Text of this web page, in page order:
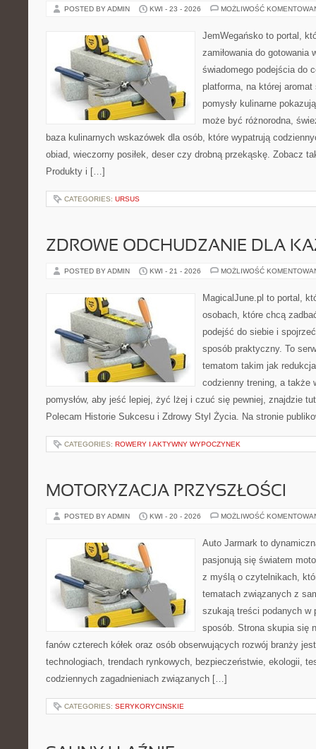
POSTED BY ADMIN KWI - 23 - 2026 MOŻLIWOŚĆ
JemWegańsko to portal,
zamiłowania do gotowania
świadomego podejścia do
platforma, na której
pomysły kulinarne
może być różnorodna,
baza kulinarnych wskazówek dla osób, które wypatrują
obiad, wieczorny posiłek, deser czy drobną przekąskę. Zobacz
Produkty i […]
CATEGORIES: URSUS
ZDROWE ODCHUDZANIE DLA
POSTED BY ADMIN KWI - 21 - 2026 MOŻLIWOŚĆ
MagicalJune.pl to portal,
osobach, które chcą
podejść do siebie i
sposób praktyczny. To
tematom takim jak
codzienny trening, a także
pomysłów, aby jeść lepiej, żyć lżej i czuć się pewniej, znajdzie
Polecam Historie Sukcesu i Zdrowy Styl Życia. Na stronie
CATEGORIES: ROWERY I AKTYWNY WYPOCZYNEK
MOTORYZACJA PRZYSZŁOŚCI
POSTED BY ADMIN KWI - 20 - 2026 MOŻLIWOŚĆ
Auto Jarmark to
pasjonują się światem
z myślą o czytelnikach,
tematach związanych z
szukają treści podanych w
sposób. Strona skupia się
fanów czterech kółek oraz osób obserwujących rozwój branży
technologiach, trendach rynkowych, bezpieczeństwie, ekologii,
codziennych zagadnieniach związanych […]
CATEGORIES: SERYKORYCINSKIE